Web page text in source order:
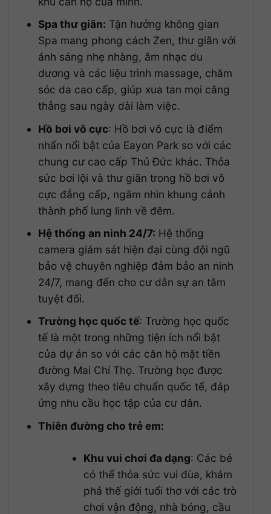
Spa thư giãn: Tận hưởng không gian
Spa mang phong cách Zen, thư giãn với
ánh sáng nhẹ nhàng, âm nhạc du
dương và các liệu trình massage, chăm
sóc da cao cấp, giúp xua tan mọi căng
thẳng sau ngày dài làm việc.
Hồ bơi vô cực: Hồ bơi vô cực là điểm
nhấn nổi bật của Eayon Park so với các
chung cư cao cấp Thủ Đức khác. Thỏa
sức bơi lội và thư giãn trong hồ bơi vô
cực đẳng cấp, ngắm nhìn khung cảnh
thành phố lung linh về đêm.
Hệ thống an ninh 24/7: Hệ thống
camera giám sát hiện đại cùng đội ngũ
bảo vệ chuyên nghiệp đảm bảo an ninh
24/7, mang đến cho cư dân sự an tâm
tuyệt đối.
Trường học quốc tế: Trường học quốc
tế là một trong những tiện ích nổi bật
của dự án so với các căn hộ mặt tiền
đường Mai Chí Thọ. Trường học được
xây dựng theo tiêu chuẩn quốc tế, đáp
ứng nhu cầu học tập của cư dân.
Thiên đường cho trẻ em:
Khu vui chơi đa dạng: Các bé
có thể thỏa sức vui đùa, khám
phá thế giới tuổi thơ với các trò
chơi vận động, nhà bóng, cầu